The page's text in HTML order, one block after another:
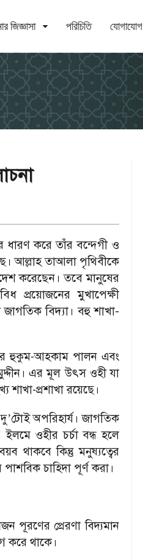
জিজ্ঞাসা পরিচিতি যোগাযোগ
ধারণ করে তাঁর বন্দেগী ও
আল্লাহ তাআলা পৃথিবীকে
করেছেন। তবে মানুষের
প্রয়োজনের মুখাপেক্ষী
বিদ্যা। বহু শাখা-
হুকুম-আহকাম পালন এবং
এর মূল উৎস ওহী যা
প্রশাখা রয়েছে।
’টোই অপরিহার্য। জাগতিক
ইলমে ওহীর চর্চা বন্ধ হলে
থাকবে কিন্তু মনুষ্যত্বের
চাহিদা পূর্ণ করা।
পূরণের প্রেরণা বিদ্যমান
করে থাকে।